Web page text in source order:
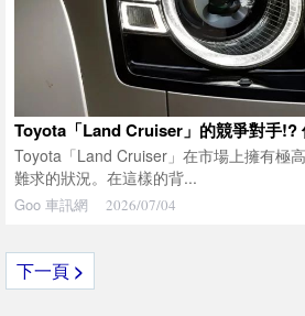
Toyota「Land Cruiser」在市場上擁有極
難求的狀況。在這樣的背...
Goo 車訊網 2026/07/04
下一頁 >